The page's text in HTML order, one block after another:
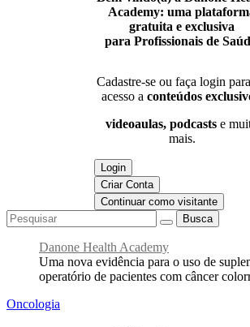
Academy: uma
gratuita e exclusiva
para Profissionais de
Cadastre-se ou faça login
acesso a conteúdos
videoaulas, podcasts e
mais.
Login
Criar Conta
Continuar como visitante
Busca
Danone Health Academy
Uma nova evidência para o uso de
operatório de pacientes com câncer
Oncologia